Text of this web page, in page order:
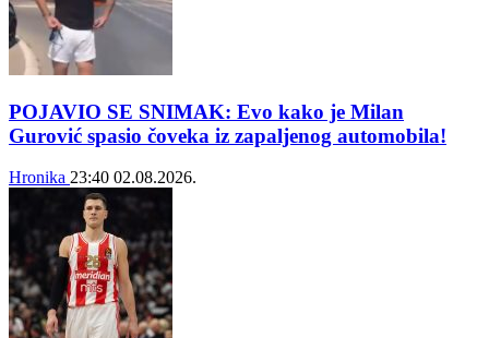
POJAVIO SE SNIMAK: Evo kako je Milan
Gurović spasio čoveka iz zapaljenog automobila!
Hronika 23:40 02.08.2026.